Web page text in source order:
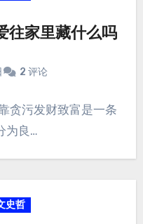
往家里藏什么吗
2 评论
贪污发财致富是一条
为良…
史哲